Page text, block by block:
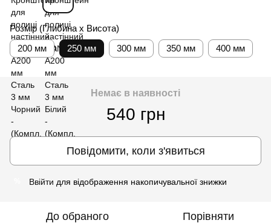
Розмір (Глибина х Висота)
200 мм
250 мм 300 мм 350 мм 400 мм
Немає в наявності
540 грн
Повідомити, коли з'явиться
Ввійти для відображення накопичувальної знижки
До обраного Порівняти